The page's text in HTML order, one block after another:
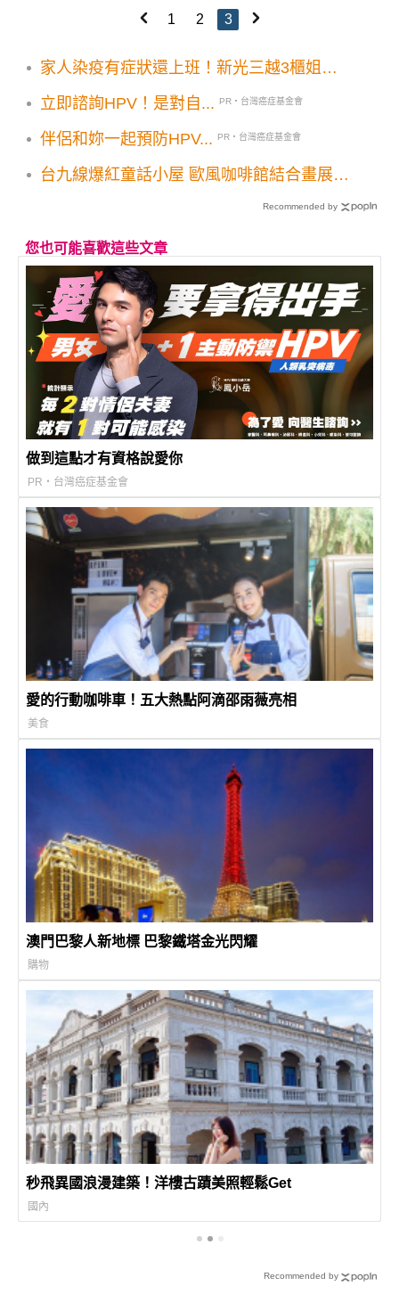
1 2 3
家人染疫有症狀還上班！新光三越3櫃姐確
立即諮詢HPV！是對自...
PR・台灣癌症基金會
伴侶和妳一起預防HPV... PR・台灣癌症基金會
台九線爆紅童話小屋 歐風咖啡館結合畫展開
Recommended by
您也可能喜歡這些文章
做到這點才有資格說愛你
PR・台灣癌症基金會
愛的行動咖啡車！五大熱點阿滴邵雨薇亮相
美食
澳門巴黎人新地標 巴黎鐵塔金光閃耀
購物
秒飛異國浪漫建築！洋樓古蹟美照輕鬆Get
國內
Recommended by